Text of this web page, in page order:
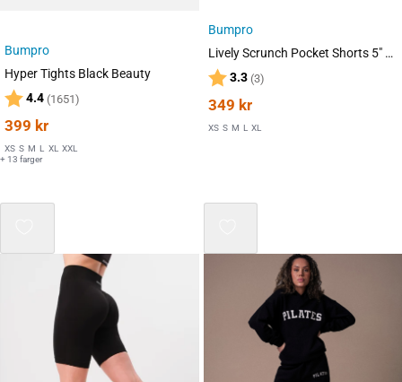
Bumpro
Hyper Tights Black Beauty
Karakter:
4.4 (1651)
399 kr
XS S M L XL XXL
+ 13 farger
Bumpro
Lively Scrunch Pocket Shorts 5″ Black
Karakter:
3.3(3)
349 kr
XS S M L XL